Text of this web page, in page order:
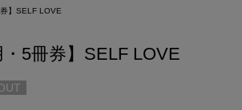
】SELF LOVE
・5冊券】SELF LOVE